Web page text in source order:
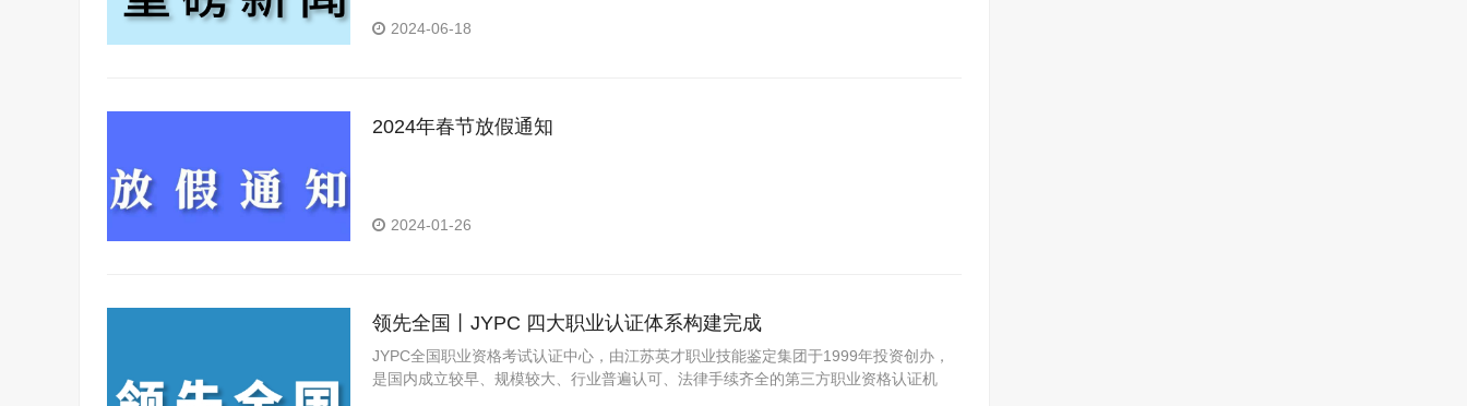
2024-06-18
2024年春节放假通知
2024-01-26
领先全国丨JYPC 四大职业认证体系构建完成
JYPC全国职业资格考试认证中心，由江苏英才职业技能鉴定集团于1999年投资创办，
是国内成立较早、规模较大、行业普遍认可、法律手续齐全的第三方职业资格认证机